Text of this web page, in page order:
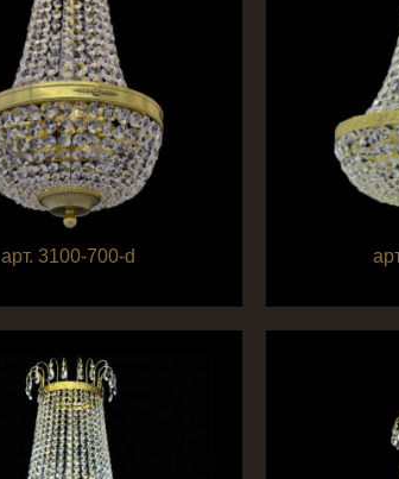
арт. 3100-700-d